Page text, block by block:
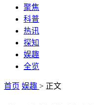
聚焦
科普
热讯
探知
娱趣
全览
首页 娱趣 > 正文